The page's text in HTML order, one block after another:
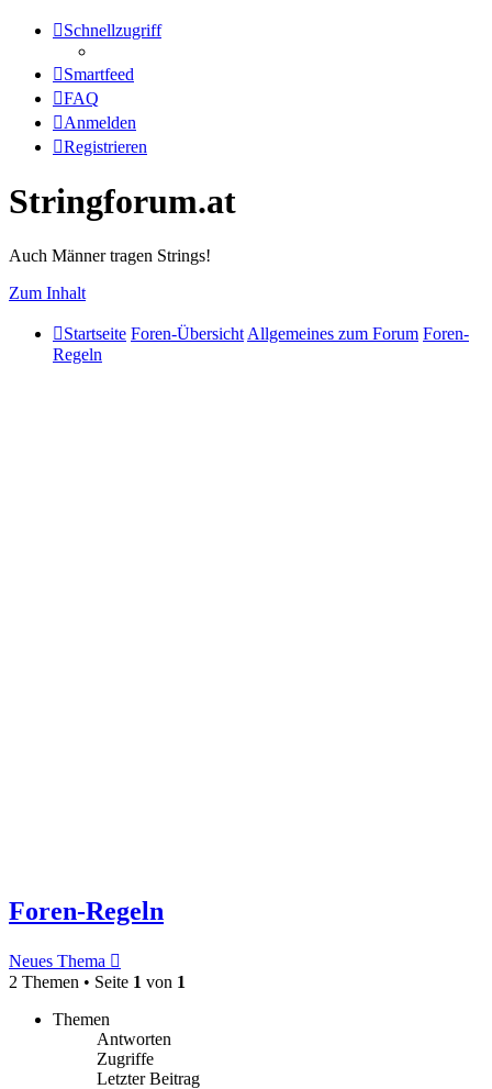
Schnellzugriff
Smartfeed
FAQ
Anmelden
Registrieren
Stringforum.at
Auch Männer tragen Strings!
Zum Inhalt
Startseite Foren-Übersicht Allgemeines zum Forum Foren-
Regeln
Foren-Regeln
Neues Thema
2 Themen • Seite 1 von 1
Themen
Antworten
Zugriffe
Letzter Beitrag